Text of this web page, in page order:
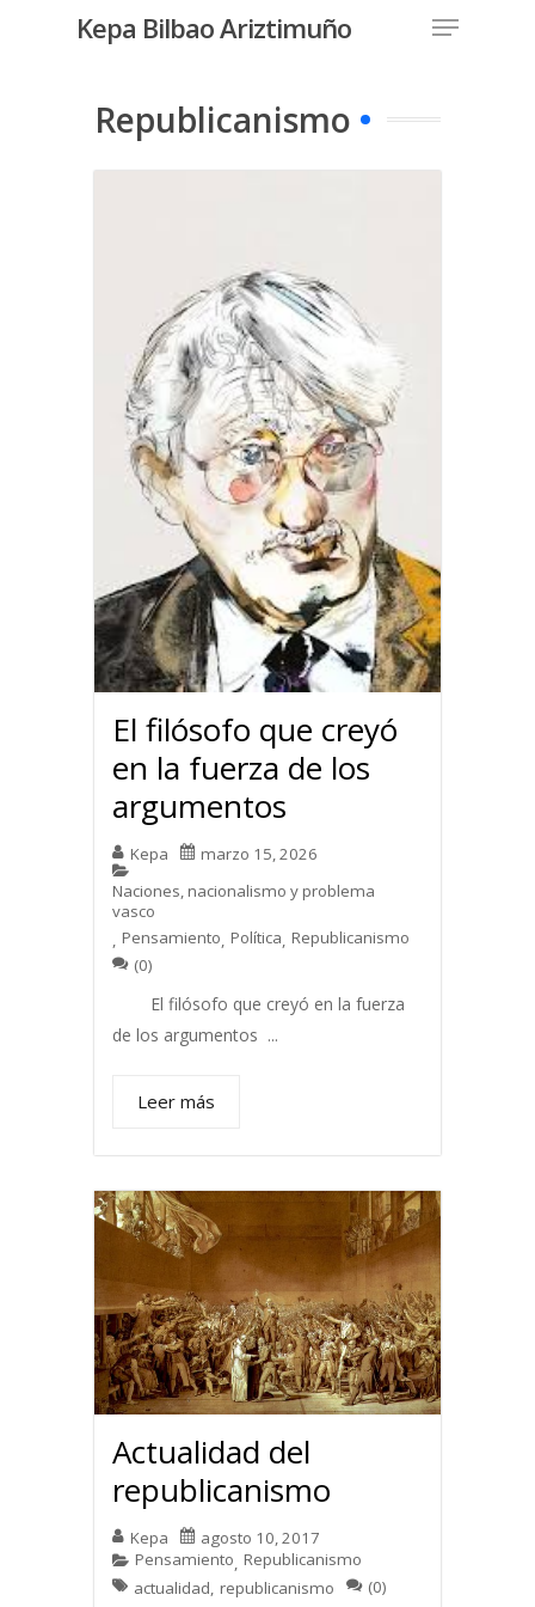
Kepa Bilbao Ariztimuño Menu
Republicanismo
El filósofo que creyó
en la fuerza de los
argumentos
Kepa
marzo 15, 2026
Naciones, nacionalismo y problema
vasco
, Pensamiento, Política, Republicanismo
(0)
El filósofo que creyó en la fuerza
de los argumentos ...
Leer más
Actualidad del
republicanismo
Kepa
agosto 10, 2017
Pensamiento, Republicanismo
actualidad, republicanismo (0)